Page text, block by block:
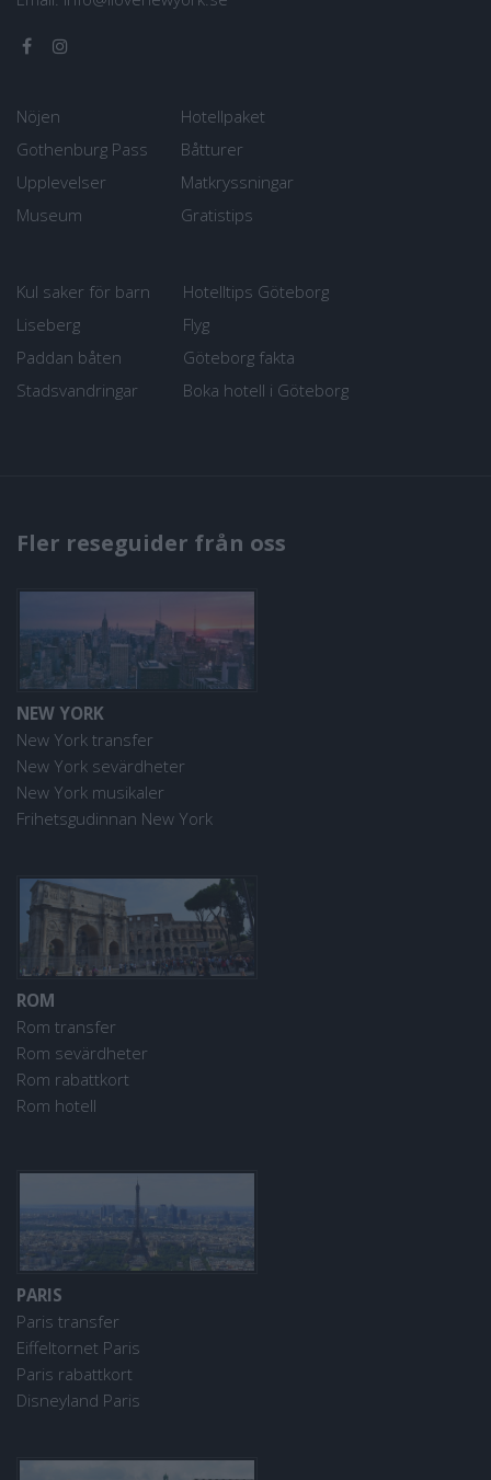
Nöjen
Gothenburg Pass
Upplevelser
Museum
Hotellpaket
Båtturer
Matkryssningar
Gratistips
Kul saker för barn
Liseberg
Paddan båten
Stadsvandringar
Hotelltips Göteborg
Flyg
Göteborg fakta
Boka hotell i Göteborg
Fler reseguider från oss
NEW YORK
New York transfer
New York sevärdheter
New York musikaler
Frihetsgudinnan New York
ROM
Rom transfer
Rom sevärdheter
Rom rabattkort
Rom hotell
PARIS
Paris transfer
Eiffeltornet Paris
Paris rabattkort
Disneyland Paris